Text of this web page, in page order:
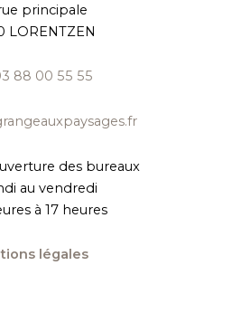
principale
LORENTZEN
88 00 55 55
des bureaux
au vendredi
à 17 heures
légales